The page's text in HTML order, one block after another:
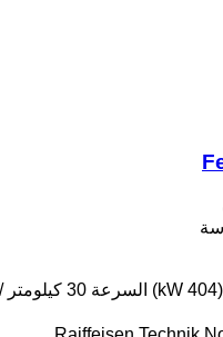
السرعة 30 كيلومتر / ساعة